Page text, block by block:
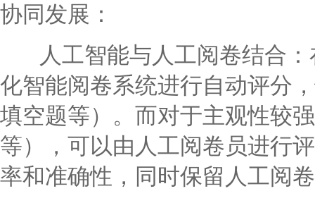
协同发展：
人工智能与人工阅卷结合：
化智能阅卷系统进行自动评分
填空题等）。而对于主观性较
等），可以由人工阅卷员进行
率和准确性，同时保留人工阅